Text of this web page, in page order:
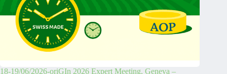
18-19/06/2026-oriGIn 2026 Expert Meeting, Geneva –